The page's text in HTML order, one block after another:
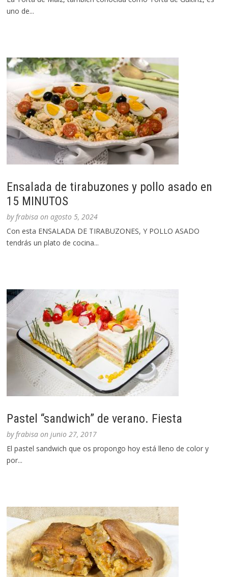
uno de...
Ensalada de tirabuzones y pollo asado en
15 MINUTOS
byfrabisa onagosto 5, 2024
Con esta ENSALADA DE TIRABUZONES, Y POLLO ASADO
tendrás un plato de cocina...
Pastel “sandwich” de verano. Fiesta
byfrabisa onjunio 27, 2017
El pastel sandwich que os propongo hoy está lleno de color y
por...